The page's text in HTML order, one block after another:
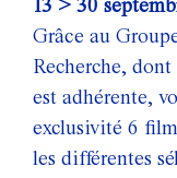
13 > 30
Grâce au
Recherche,
est adhérente,
exclusivité 6
les différentes